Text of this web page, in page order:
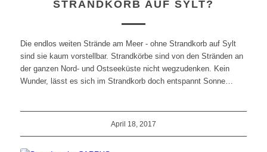
STRANDKORB AUF SYLT?
Die endlos weiten Strände am Meer - ohne Strandkorb auf Sylt
sind sie kaum vorstellbar. Strandkörbe sind von den Stränden an
der ganzen Nord- und Ostseeküste nicht wegzudenken. Kein
Wunder, lässt es sich im Strandkorb doch entspannt Sonne…
April 18, 2017